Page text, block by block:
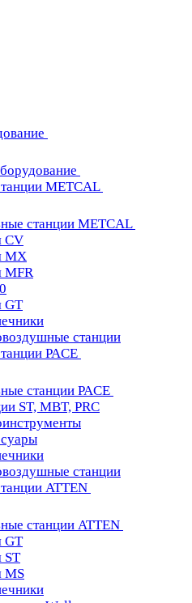
METCAL
станции METCAL
CV
MX
MFR
GT
станции
PACE
станции PACE
ST, MBT, PRC
станции
ATTEN
станции ATTEN
GT
ST
MS